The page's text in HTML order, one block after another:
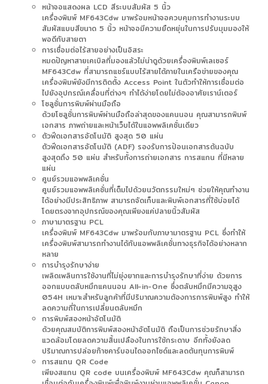
หน้าจอแสดงผล LCD สีระบบสัมผัส 5 นิ้ว
เครื่องพิมพ์ MF643Cdw มาพร้อมหน้าจอควบคุมการทำงานระบบ
สัมผัสแบบสีขนาด 5 นิ้ว หน้าจอมีความยืดหยุ่นในการปรับมุมมองให้
พอดีกับสายตา
การเชื่อมต่อไร้สายอย่างเป็นอิสระ
หมดปัญหาสายเคเบิลที่มองแล้วไม่น่าดูด้วยเครื่องพิมพ์เลเซอร์
MF643Cdw ที่สามารถแชร์แบบไร้สายได้ภายในเครือข่ายของคุณ
เครื่องพิมพ์ยังมีการติดตั้ง Access Point ในตัวทำให้การเชื่อมต่อ
ไปยังอุปกรณ์เคลื่อนที่ต่างๆ ทำได้ง่ายโดยไม่ต้องอาศัยเราน์เตอร์
โซลูชั่นการพิมพ์ผ่านมือถือ
ด้วยโซลูชั่นการพิมพ์ผ่านมือถือล่าสุดของแคนนอน คุณสามารถพิมพ์
เอกสาร ภาพถ่ายและหน้าเว็บได้ในแอพพลิเคชั่นเดียว
ตัวฟีดเอกสารอัตโนมัติ สูงสุด 50 แผ่น
ตัวฟีดเอกสารอัตโนมัติ (ADF) รองรับการป้อนเอกสารต้นฉบับ
สูงสุดถึง 50 แผ่น สำหรับทั้งการถ่ายเอกสาร การสแกน ที่มีหลาย
แผ่น
ศูนย์รวมแอพพลิเคชั่น
ศูนย์รวมแอพพลิเคชั่นที่เต็มไปด้วยนวัตกรรมใหม่ๆ ช่วยให้คุณทำงาน
ได้อย่างมีประสิทธิภาพ สามารถจัดเก็บและพิมพ์เอกสารที่ใช้บ่อยได้
โดยตรงจากอุปกรณ์ของคุณเพียงแค่ปลายนิ้วสัมผัส
ภาษามาตรฐาน PCL
เครื่องพิมพ์ MF643Cdw มาพร้อมกับภาษามาตรฐาน PCL ซึ่งทำให้
เครื่องพิมพ์สามารถทำงานได้กับแอพพลิเคชั่นทางธุรกิจได้อย่างหลาก
หลาย
การบำรุงรักษาง่าย
เพลิดเพลินการใช้งานที่ไม่ยุ่งยากและการบำรุงรักษาที่ง่าย ด้วยการ
ออกแบบตลับหมึกแคนนอน All-in-One ซึ่งตลับหมึกมีความจุสูง
054H เหมาะสำหรับลูกค้าที่มีปริมาณความต้องการการพิมพ์สูง ทำให้
ลดความถี่ในการเปลี่ยนตลับหมึก
การพิมพ์สองหน้าอัตโนมัติ
ด้วยคุณสมบัติการพิมพ์สองหน้าอัตโนมัติ ถือเป็นการช่วยรักษาสิ่ง
แวดล้อมโดยลดความสิ้นเปลืองในการใช้กระดาษ อีกทั้งยังลด
ปริมาณการปล่อยก๊าซคาร์บอนไดออกไซด์และลดต้นทุนการพิมพ์
การสแกน QR Code
เพียงสแกน QR code บนเครื่องพิมพ์ MF643Cdw คุณก็สามารถ